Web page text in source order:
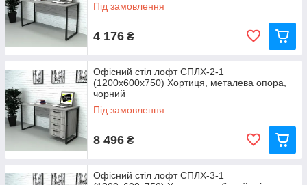
Під замовлення
4 176 ₴
Офісний стіл лофт СПЛХ-2-1
(1200x600x750) Хортиця, металева опора,
чорний
Під замовлення
8 496 ₴
Офісний стіл лофт СПЛХ-3-1